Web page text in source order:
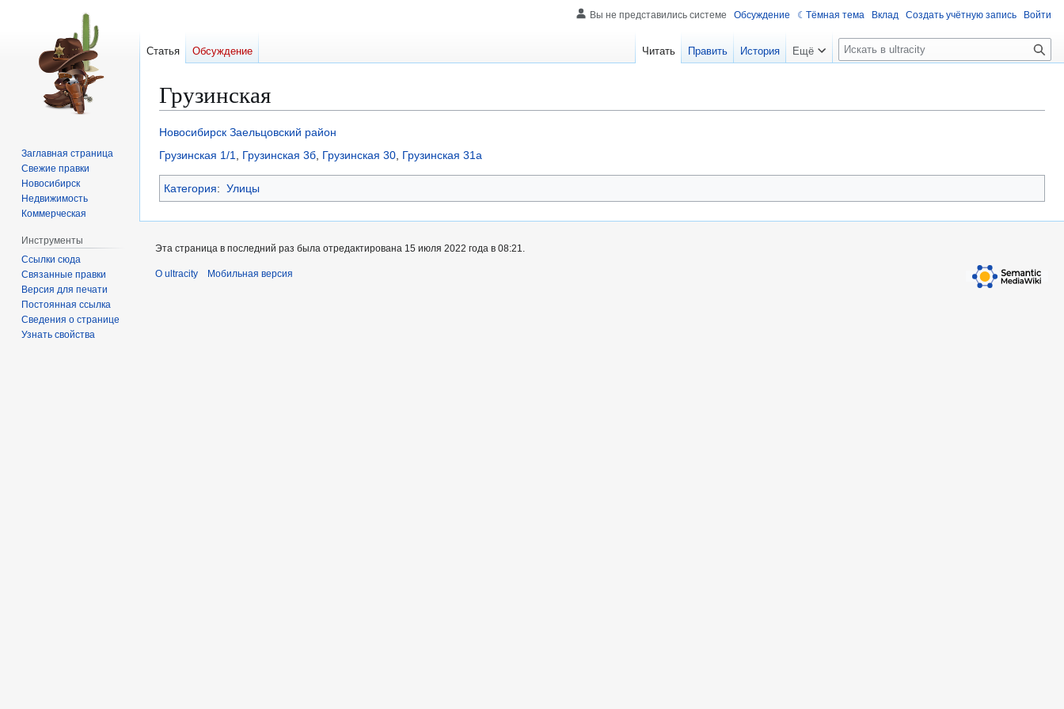
Грузинская
Перейти
к
Перейти
к
Новосибирск Заельцовский район
Грузинская 1/1, Грузинская 3б, Грузинская 30, Грузинская 31а
Категория: Улицы
Вы не представились системе Обсуждение Тёмная тема Вклад Создать учётную запись Войти
Статья Обсуждение Читать Править История Ещё
П
о
к
Заглавная страница
Свежие правки
Новосибирск
Недвижимость
Коммерческая
Инструменты
Ссылки сюда
Связанные правки
Версия для печати
Постоянная ссылка
Сведения о странице
Узнать свойства
Эта страница в последний раз была отредактирована 15 июля 2022 года в 08:21.
О ultracity Мобильная версия